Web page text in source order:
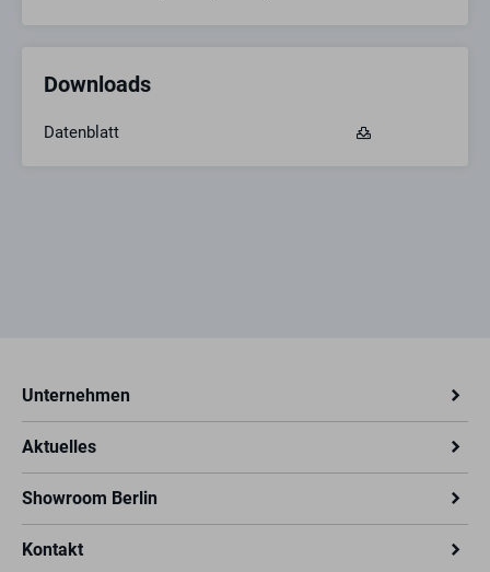
Downloads
Datenblatt
Unternehmen
Aktuelles
Showroom Berlin
Kontakt